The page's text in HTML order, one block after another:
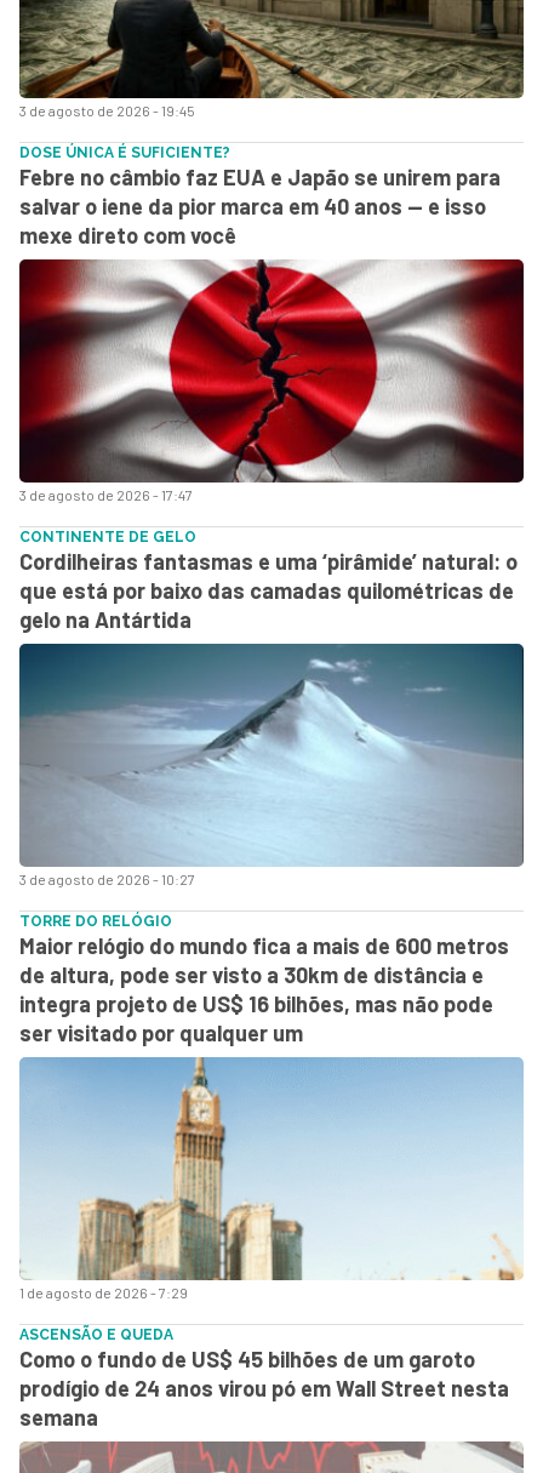
3 de agosto de 2026 - 19:45
3 de agosto de 2026 - 17:47
DOSE ÚNICA É SUFICIENTE?
Febre no câmbio faz EUA e Japão se unirem para
salvar o iene da pior marca em 40 anos — e isso
mexe direto com você
3 de agosto de 2026 - 10:27
CONTINENTE DE GELO
Cordilheiras fantasmas e uma ‘pirâmide’ natural: o
que está por baixo das camadas quilométricas de
gelo na Antártida
1 de agosto de 2026 - 7:29
TORRE DO RELÓGIO
Maior relógio do mundo fica a mais de 600 metros
de altura, pode ser visto a 30km de distância e
integra projeto de US$ 16 bilhões, mas não pode
ser visitado por qualquer um
ASCENSÃO E QUEDA
Como o fundo de US$ 45 bilhões de um garoto
prodígio de 24 anos virou pó em Wall Street nesta
semana